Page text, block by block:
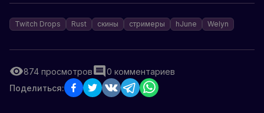
Twitch Drops Rust скины стримеры hJune Welyn
874 просмотров 0 комментариев
Поделиться: